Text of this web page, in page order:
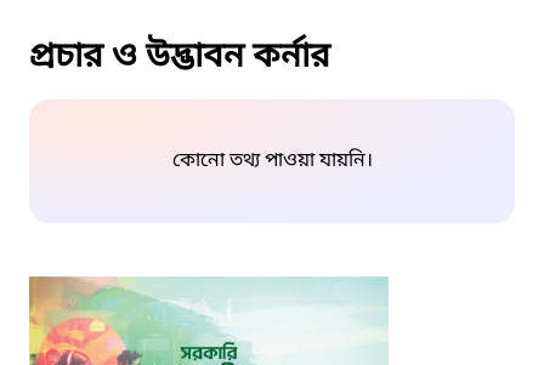
প্রচার ও উদ্ভাবন কর্নার
কোনো তথ্য পাওয়া যায়নি।